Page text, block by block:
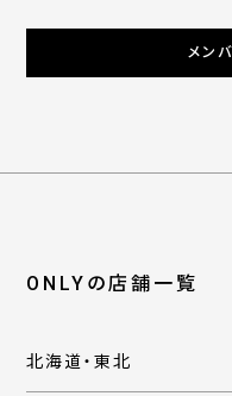
メン
ONLYの店舗一覧
北海道・東北